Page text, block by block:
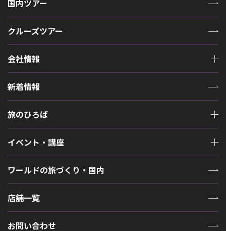
国内ツアー
クルーズツアー
会社情報
新着情報
旅のひろば
イベント・講座
ワールドの旅づくり・国内
店舗一覧
お問い合わせ